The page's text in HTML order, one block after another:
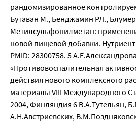
рандомизированное
Бутаван М., Бенджамин РЛ.,
Метилсульфонилметан:
новой пищевой добавки.
PMID: 28300758. 5
«Противовоспалительная
действия нового комплексного
материалы VIII Международного
2004, Финляндия 6 В.А.Тутельян,
А.Н.Австриевских,